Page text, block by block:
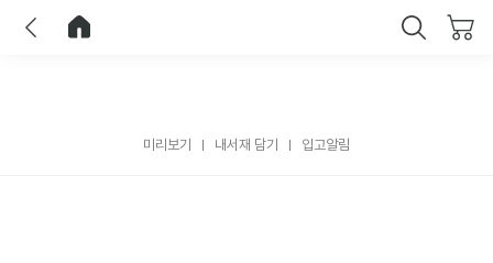
미리보기 내서재 담기 입고알림